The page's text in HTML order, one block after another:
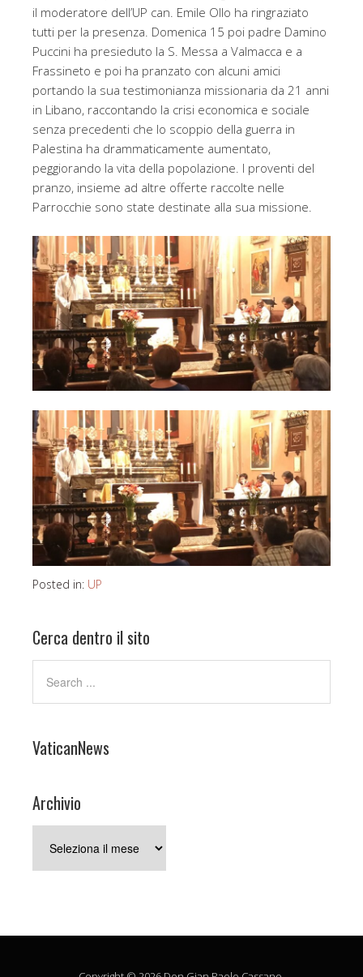
il moderatore dell’UP can. Emile Ollo ha ringraziato
tutti per la presenza. Domenica 15 poi padre Damino
Puccini ha presieduto la S. Messa a Valmacca e a
Frassineto e poi ha pranzato con alcuni amici
portando la sua testimonianza missionaria da 21 anni
in Libano, raccontando la crisi economica e sociale
senza precedenti che lo scoppio della guerra in
Palestina ha drammaticamente aumentato,
peggiorando la vita della popolazione. I proventi del
pranzo, insieme ad altre offerte raccolte nelle
Parrocchie sono state destinate alla sua missione.
Posted in: UP
Cerca dentro il sito
VaticanNews
Archivio